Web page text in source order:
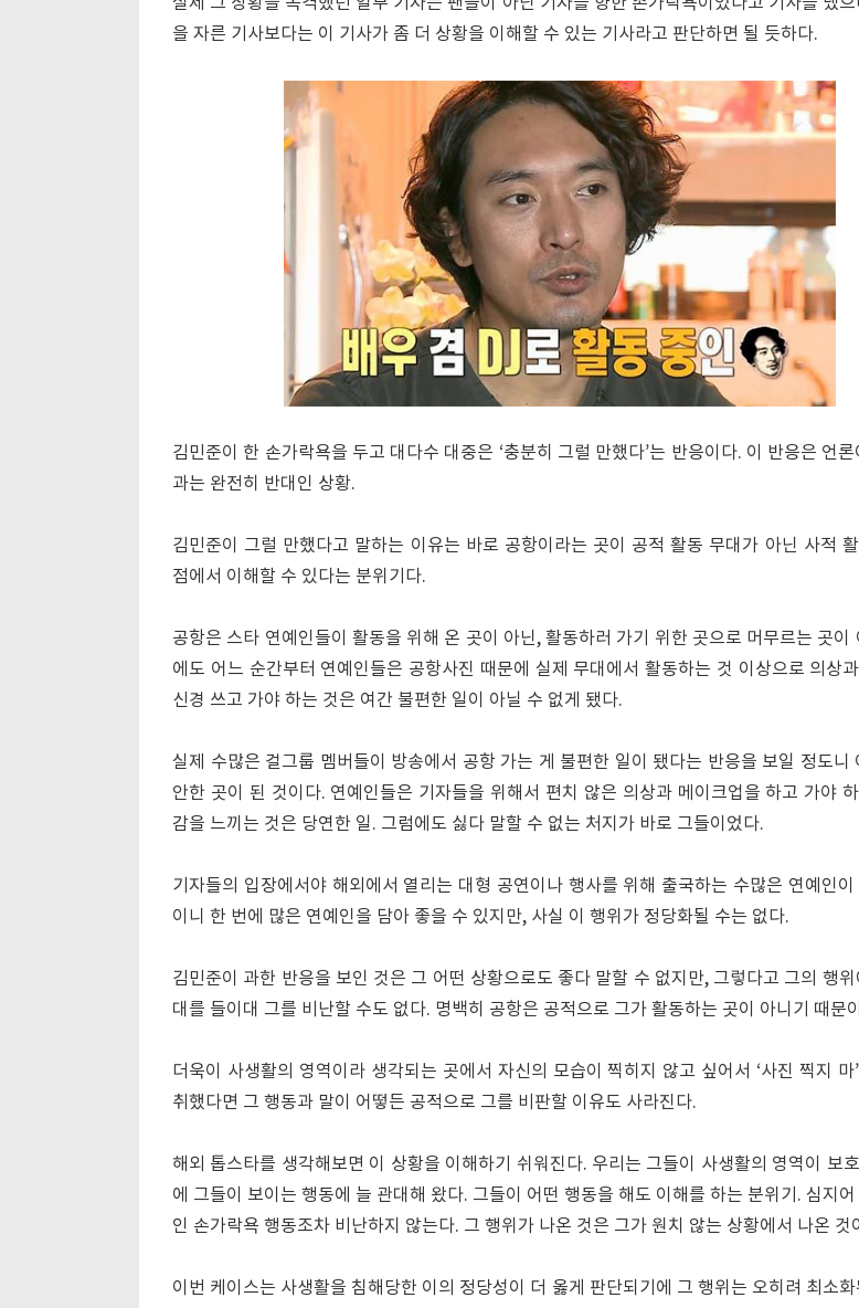
을 자른 기사보다는 이 기사가 좀 더 상황을 이해할 수 있는 기사라고 판단하면 될 듯하다.
김민준이 한 손가락욕을 두고 대다수 대중은 ‘충분히 그럴 만했다’는 반응이다. 이 반응은 언
과는 완전히 반대인 상황.
김민준이 그럴 만했다고 말하는 이유는 바로 공항이라는 곳이 공적 활동 무대가 아닌 사적
점에서 이해할 수 있다는 분위기다.
공항은 스타 연예인들이 활동을 위해 온 곳이 아닌, 활동하러 가기 위한 곳으로 머무르는 곳이
에도 어느 순간부터 연예인들은 공항사진 때문에 실제 무대에서 활동하는 것 이상으로 의상
신경 쓰고 가야 하는 것은 여간 불편한 일이 아닐 수 없게 됐다.
실제 수많은 걸그룹 멤버들이 방송에서 공항 가는 게 불편한 일이 됐다는 반응을 보일 정도니
안한 곳이 된 것이다. 연예인들은 기자들을 위해서 편치 않은 의상과 메이크업을 하고 가야
감을 느끼는 것은 당연한 일. 그럼에도 싫다 말할 수 없는 처지가 바로 그들이었다.
기자들의 입장에서야 해외에서 열리는 대형 공연이나 행사를 위해 출국하는 수많은 연예인이
이니 한 번에 많은 연예인을 담아 좋을 수 있지만, 사실 이 행위가 정당화될 수는 없다.
김민준이 과한 반응을 보인 것은 그 어떤 상황으로도 좋다 말할 수 없지만, 그렇다고 그의 행
대를 들이대 그를 비난할 수도 없다. 명백히 공항은 공적으로 그가 활동하는 곳이 아니기 때문
더욱이 사생활의 영역이라 생각되는 곳에서 자신의 모습이 찍히지 않고 싶어서 ‘사진 찍지 마
취했다면 그 행동과 말이 어떻든 공적으로 그를 비판할 이유도 사라진다.
해외 톱스타를 생각해보면 이 상황을 이해하기 쉬워진다. 우리는 그들이 사생활의 영역이 보호
에 그들이 보이는 행동에 늘 관대해 왔다. 그들이 어떤 행동을 해도 이해를 하는 분위기. 심지
인 손가락욕 행동조차 비난하지 않는다. 그 행위가 나온 것은 그가 원치 않는 상황에서 나온 것
이번 케이스는 사생활을 침해당한 이의 정당성이 더 옳게 판단되기에 그 행위는 오히려 최소